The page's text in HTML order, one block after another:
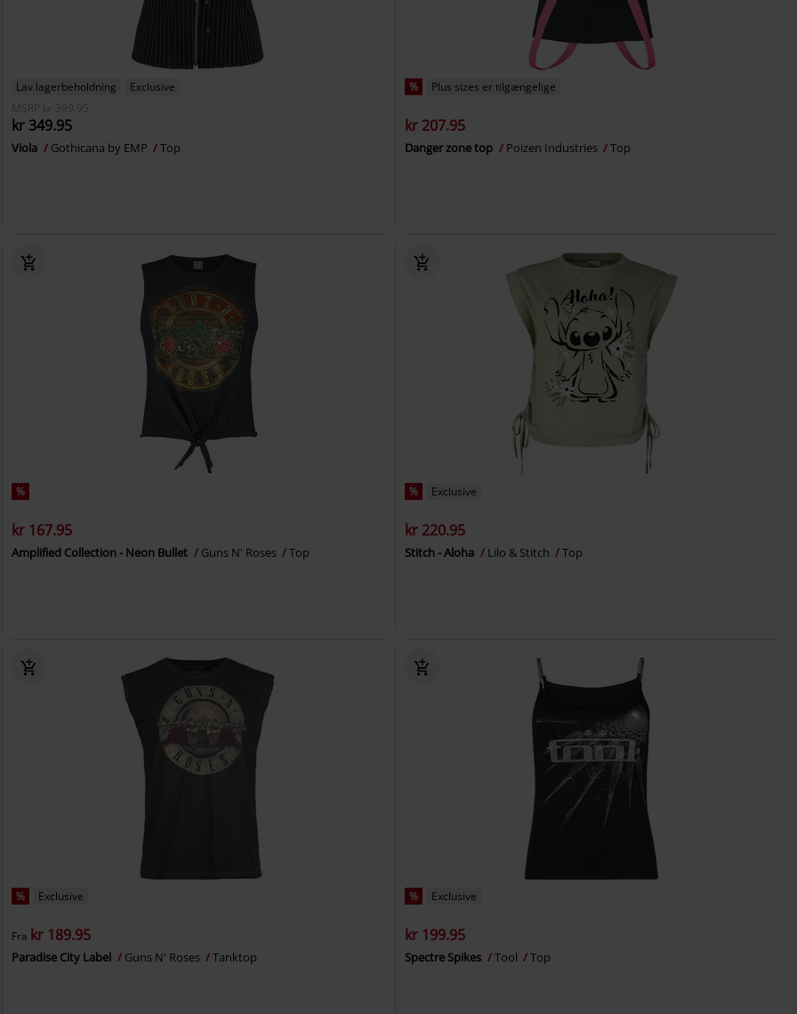
Lav lagerbeholdning
Exclusive
MSRP
kr 399.95
kr 349.95
Viola Gothicana by EMP Top
% Plus sizes er tilgængelige
kr 207.95
Danger zone top Poizen Industries Top
%
kr 167.95
Amplified Collection - Neon Bullet Guns N' Roses Top
% Exclusive
kr 220.95
Stitch - Aloha Lilo & Stitch Top
% Exclusive
Fra kr 189.95
Paradise City Label Guns N' Roses Tanktop
% Exclusive
kr 199.95
Spectre Spikes Tool Top